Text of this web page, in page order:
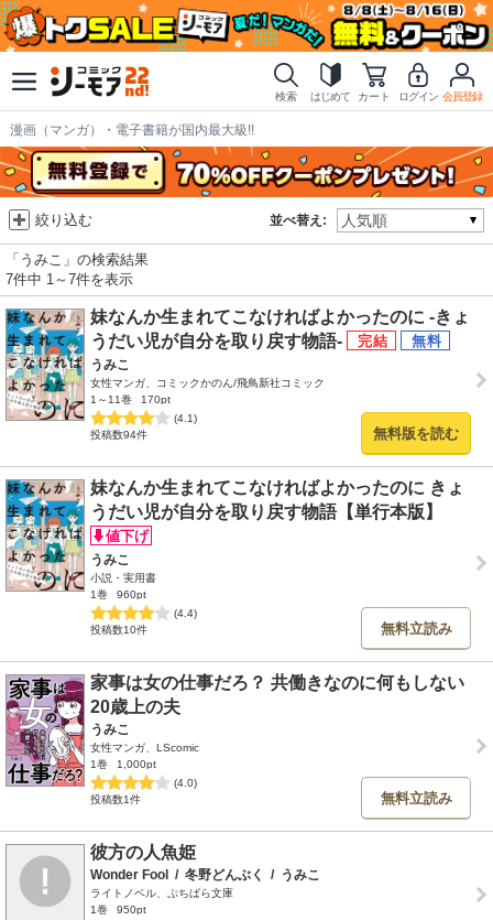
検索 はじめて カート ログイン 会員登録
漫画（マンガ）・電子書籍が国内最大級!!
並べ替え:
絞り込む
「うみこ」の検索結果
7件中 1～7件を表示
妹なんか生まれてこなければよかったのに -きょ
うだい児が自分を取り戻す物語-
うみこ
女性マンガ、コミックかのん/飛鳥新社コミック
1～11巻
170pt
(4.1)
投稿数94件
無料版を読む
妹なんか生まれてこなければよかったのに きょ
うだい児が自分を取り戻す物語【単行本版】
うみこ
小説・実用書
1巻
960pt
(4.4)
投稿数10件
無料立読み
家事は女の仕事だろ？ 共働きなのに何もしない
20歳上の夫
うみこ
女性マンガ、LScomic
1巻
1,000pt
(4.0)
投稿数1件
無料立読み
彼方の人魚姫
Wonder Fool / 冬野どんぶく / うみこ
ライトノベル、ぷちぱら文庫
1巻
950pt